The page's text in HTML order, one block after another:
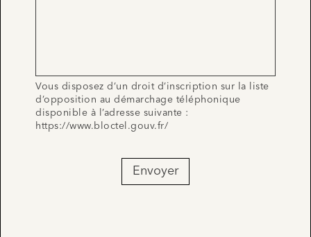
Vous disposez d’un droit d’inscription sur la liste
d’opposition au démarchage téléphonique
disponible à l’adresse suivante :
https://www.bloctel.gouv.fr/
Envoyer